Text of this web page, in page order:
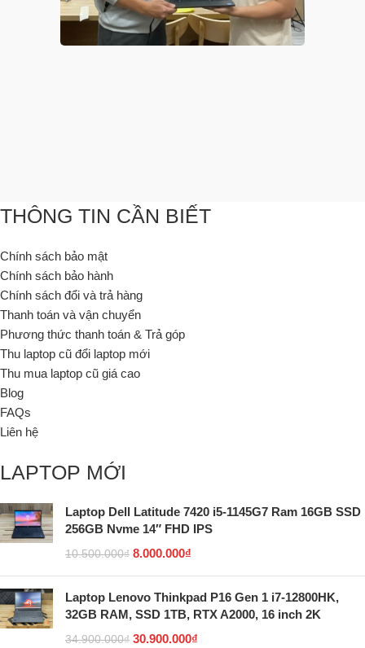
THÔNG TIN CẦN BIẾT
Chính sách bảo mật
Chính sách bảo hành
Chính sách đổi và trả hàng
Thanh toán và vận chuyển
Phương thức thanh toán & Trả góp
Thu laptop cũ đổi laptop mới
Thu mua laptop cũ giá cao
Blog
FAQs
Liên hệ
LAPTOP MỚI
Laptop Dell Latitude 7420 i5-1145G7 Ram 16GB SSD
256GB Nvme 14″ FHD IPS
10.500.000₫ 8.000.000₫
Laptop Lenovo Thinkpad P16 Gen 1 i7-12800HK,
32GB RAM, SSD 1TB, RTX A2000, 16 inch 2K
34.900.000₫ 30.900.000₫